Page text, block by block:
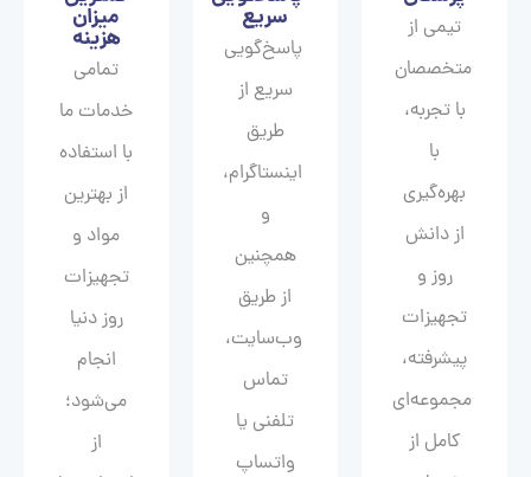
تیمی از
متخصصان
با تجربه،
با
بهره‌گیری
از دانش
روز و
تجهیزات
پیشرفته،
مجموعه‌ای
کامل از
سریع
پاسخ‌گویی
سریع از
طریق
اینستاگرام،
و
همچنین
از طریق
وب‌سایت،
تماس
تلفنی یا
واتساپ
میزان
هزینه
تمامی
خدمات ما
با استفاده
از بهترین
مواد و
تجهیزات
روز دنیا
انجام
می‌شود؛
از